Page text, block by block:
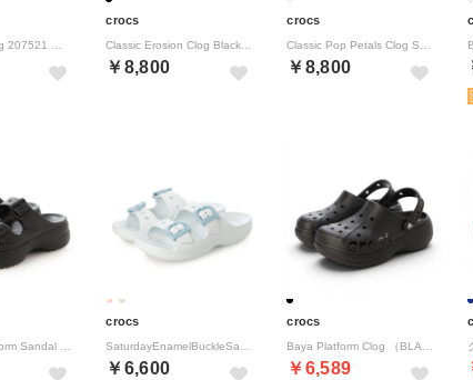
crocs
￥8,800
crocs
￥8,800
crocs
￥6,600
crocs
￥6,589